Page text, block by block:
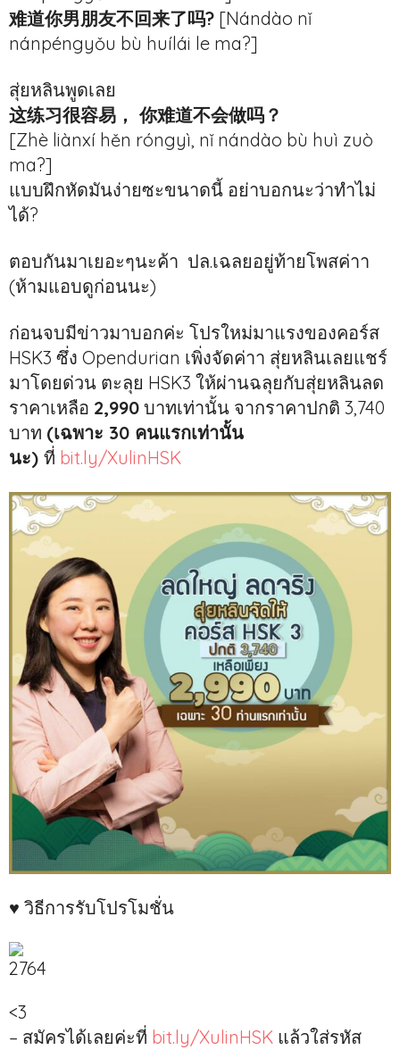
难道你男朋友不回来了吗? [Nándào nǐ
nánpéngyǒu bù huílái le ma?]
สุ่ยหลินพูดเลย
这练习很容易， 你难道不会做吗？
[Zhè liànxí hěn róngyì, nǐ nándào bù huì zuò
ma?]
แบบฝึกหัดมันง่ายซะขนาดนี้ อย่าบอกนะว่าทำไม่
ได้?
ตอบกันมาเยอะๆนะค้า ปล.เฉลยอยู่ท้ายโพสค่าา
(ห้ามแอบดูก่อนนะ)
ก่อนจบมีข่าวมาบอกค่ะ โปรใหม่มาแรงของคอร์ส
HSK3 ซึ่ง Opendurian เพิ่งจัดค่าา สุ่ยหลินเลยแชร์
มาโดยด่วน ตะลุย HSK3 ให้ผ่านฉลุยกับสุ่ยหลินลด
ราคาเหลือ 2,990 บาทเท่านั้น จากราคาปกติ 3,740
บาท (เฉพาะ 30 คนแรกเท่านั้น
นะ) ที่ bit.ly/XulinHSK
‍‍♥ วิธีการรับโปรโมชั่น
<3
– สมัครได้เลยค่ะที่ bit.ly/XulinHSK แล้วใส่รหัส